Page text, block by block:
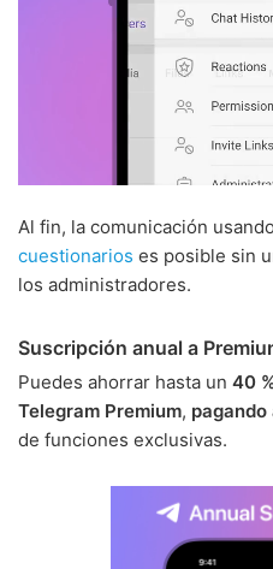
Al fin, la comunicación usando
cuestionarios es posible sin
los administradores.
Suscripción anual a
Puedes ahorrar hasta un 40
Telegram Premium,
de funciones exclusivas.